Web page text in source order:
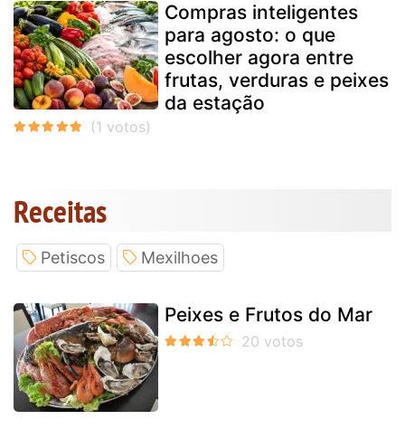
Compras inteligentes
para agosto: o que
escolher agora entre
frutas, verduras e peixes
da estação
Receitas
Petiscos Mexilhoes
Peixes e Frutos do Mar